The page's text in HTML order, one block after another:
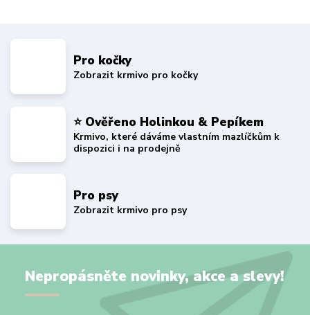
Pro kočky
Zobrazit krmivo pro kočky
⭐ Ověřeno Holinkou & Pepíkem
Krmivo, které dáváme vlastním mazlíčkům k
dispozici i na prodejně
Pro psy
Zobrazit krmivo pro psy
Nepropásněte novinky, akce a slevy!